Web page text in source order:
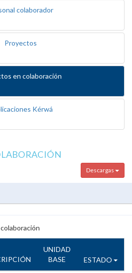
colaborador
Proyectos
en colaboración
Kérwá
Descargas
UNIDAD
BASE
ESTADO